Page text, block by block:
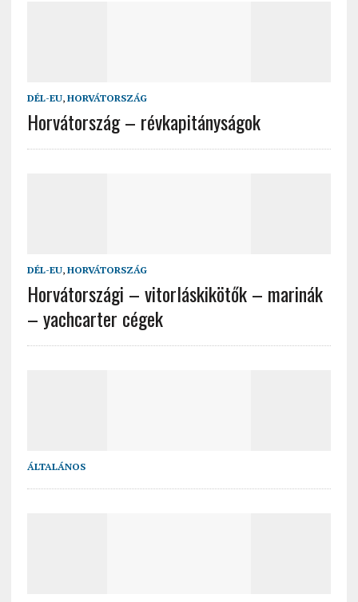
DÉL-EU, HORVÁTORSZÁG
Horvátország – révkapitányságok
DÉL-EU, HORVÁTORSZÁG
Horvátországi – vitorláskikötők – marinák
– yachcarter cégek
ÁLTALÁNOS